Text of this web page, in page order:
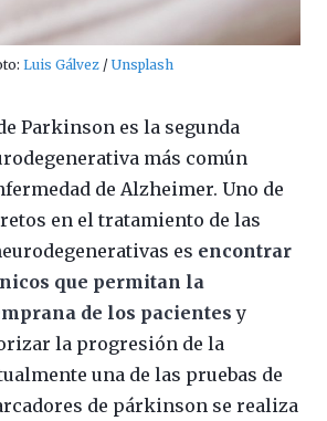
Luis Gálvez/ Unsplash
Parkinson es la segunda
más común
de Alzheimer. Uno de
en el tratamiento de las
es encontrar
que permitan la
de los pacientes y
la progresión de la
una de las pruebas de
de párkinson se realiza